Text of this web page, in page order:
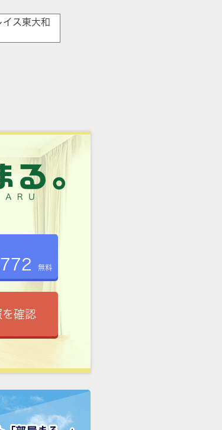
ス東大和
無料
を確認